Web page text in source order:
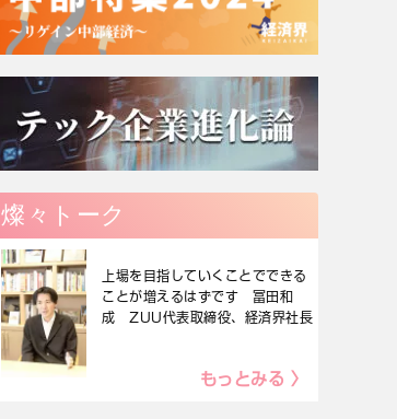
燦々トーク
上場を目指していくことでできる
ことが増えるはずです 冨田和
成 ZUU代表取締役、経済界社長
もっとみる 〉